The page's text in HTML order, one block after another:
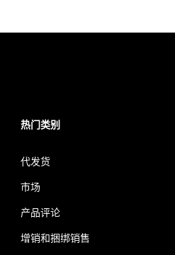
热门类别
代发货
市场
产品评论
增销和捆绑销售